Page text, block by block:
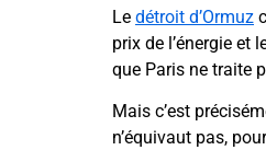
Le détroit d’Ormuz
prix de l’énergie et
que Paris ne traite
Mais c’est
n’équivaut pas,